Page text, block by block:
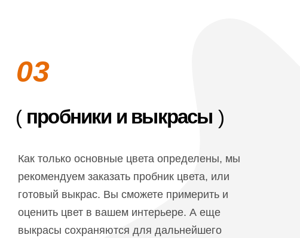
пробники и выкрасы
03
Как только основные цвета определены, мы
рекомендуем заказать пробник цвета, или
готовый выкрас. Вы сможете примерить и
оценить цвет в вашем интерьере. А еще
выкрасы сохраняются для дальнейшего
)
(